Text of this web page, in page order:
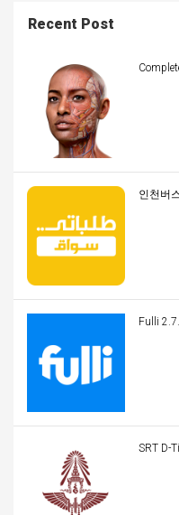
Recent Post
인천버
Fulli
SRT D-